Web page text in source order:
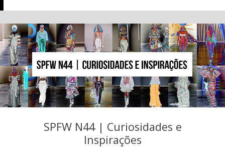
SPFW N44 | Curiosidades e
Inspirações